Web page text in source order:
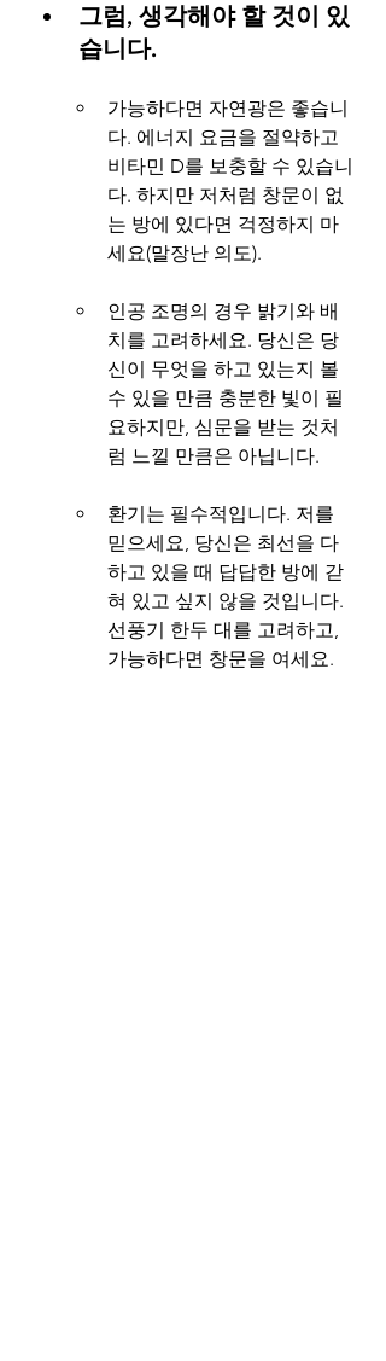
그럼, 생각해야 할 것이 있
습니다.
가능하다면 자연광은 좋습니
다. 에너지 요금을 절약하고
비타민 D를 보충할 수 있습니
다. 하지만 저처럼 창문이 없
는 방에 있다면 걱정하지 마
세요(말장난 의도).
인공 조명의 경우 밝기와 배
치를 고려하세요. 당신은 당
신이 무엇을 하고 있는지 볼
수 있을 만큼 충분한 빛이 필
요하지만, 심문을 받는 것처
럼 느낄 만큼은 아닙니다.
환기는 필수적입니다. 저를
믿으세요, 당신은 최선을 다
하고 있을 때 답답한 방에 갇
혀 있고 싶지 않을 것입니다.
선풍기 한두 대를 고려하고,
가능하다면 창문을 여세요.